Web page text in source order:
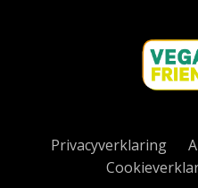
Privacyverklaring